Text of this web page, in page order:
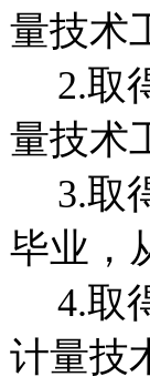
量技术
2.取
量技术
3.取
毕业，
4.取
计量技